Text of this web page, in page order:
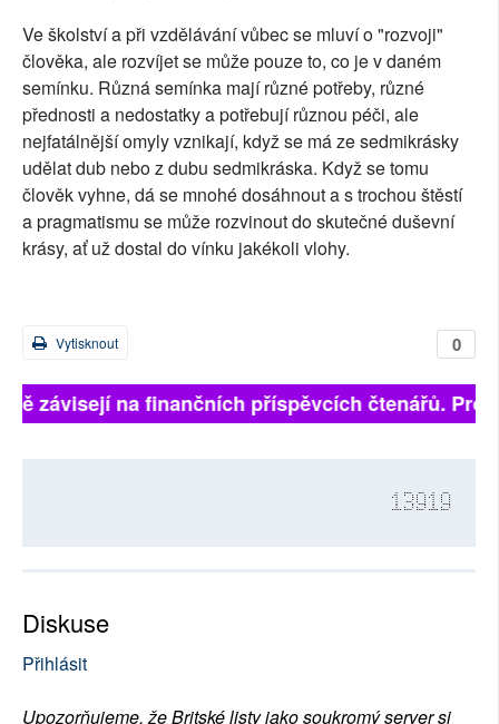
Ve školství a při vzdělávání vůbec se mluví o "rozvoji"
člověka, ale rozvíjet se může pouze to, co je v daném
semínku. Různá semínka mají různé potřeby, různé
přednosti a nedostatky a potřebují různou péči, ale
nejfatálnější omyly vznikají, když se má ze sedmikrásky
udělat dub nebo z dubu sedmikráska. Když se tomu
člověk vyhne, dá se mnohé dosáhnout a s trochou štěstí
a pragmatismu se může rozvinout do skutečné duševní
krásy, ať už dostal do vínku jakékoli vlohy.
0
Vytisknout
závisejí na finančních příspěvcích čtenářů.
13919
Diskuse
Přihlásit
Upozorňujeme, že Britské listy jako soukromý server si